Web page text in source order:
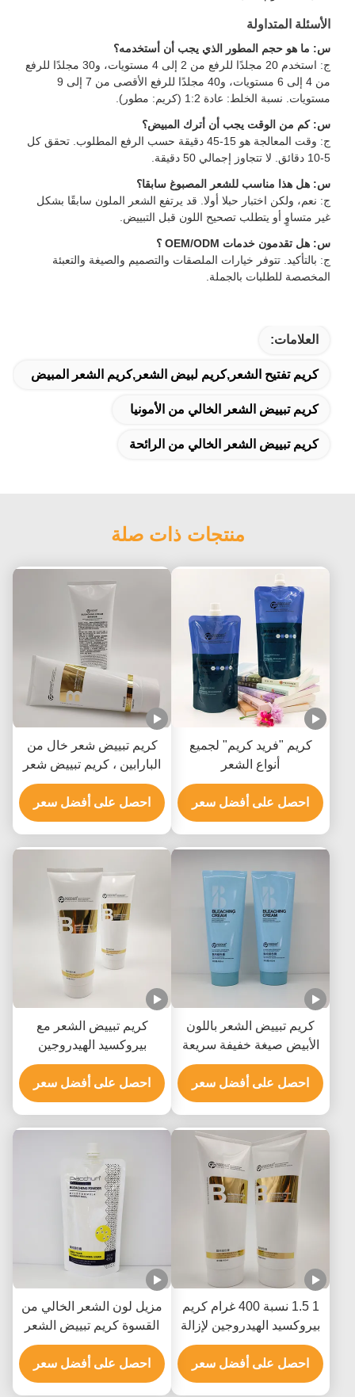
الأسئلة المتداولة
س: ما هو حجم المطور الذي يجب أن أستخدمه؟
ج: استخدم 20 مجلدًا للرفع من 2 إلى 4 مستويات، و30 مجلدًا للرفع
من 4 إلى 6 مستويات، و40 مجلدًا للرفع الأقصى من 7 إلى 9
مستويات. نسبة الخلط: عادة 1:2 (كريم: مطور).
س: كم من الوقت يجب أن أترك المبيض؟
ج: وقت المعالجة هو 15-45 دقيقة حسب الرفع المطلوب. تحقق كل
5-10 دقائق. لا تتجاوز إجمالي 50 دقيقة.
س: هل هذا مناسب للشعر المصبوغ سابقا؟
ج: نعم، ولكن اختبار حبلا أولا. قد يرتفع الشعر الملون سابقًا بشكل
غير متساوٍ أو يتطلب تصحيح اللون قبل التبييض.
س: هل تقدمون خدمات OEM/ODM ؟
ج: بالتأكيد. تتوفر خيارات الملصقات والتصميم والصيغة والتعبئة
المخصصة للطلبات بالجملة.
العلامات:
كريم تفتيح الشعر,كريم لبيض الشعر,كريم الشعر المبيض
كريم تبييض الشعر الخالي من الأمونيا
كريم تبييض الشعر الخالي من الرائحة
منتجات ذات صلة
كريم "فريد كريم" لجميع
أنواع الشعر
احصل على أفضل سعر
كريم تبييض شعر خال من
البارابين ، كريم تبييض شعر
غير مزعج
احصل على أفضل سعر
كريم تبييض الشعر باللون
الأبيض صيغة خفيفة سريعة
التلاشي رفع إلى 9 مستويات
احصل على أفضل سعر
كريم تبييض الشعر مع
بيروكسيد الهيدروجين
هيدروكسيد الأمونيوم والزيت
المعدني
احصل على أفضل سعر
1 1.5 نسبة 400 غرام كريم
بيروكسيد الهيدروجين لإزالة
لون الشعر
احصل على أفضل سعر
مزيل لون الشعر الخالي من
القسوة كريم تبييض الشعر
للاستخدام في الصالون 9
مستويات
احصل على أفضل سعر